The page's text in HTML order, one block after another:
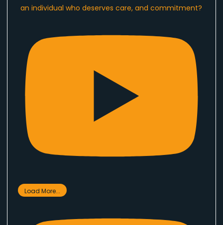
an individual who deserves care, and commitment?
Load More...